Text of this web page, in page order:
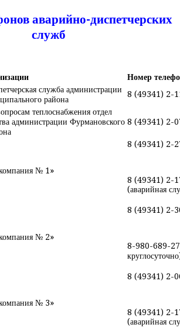
аварийно-диспетчерских
служб
Номер
служба администрации
района
8 (49341) 2-
теплоснабжения отдел
администрации Фурмановского 8 (49341) 2-
№ 1»
8 (49341) 2-
8 (49341) 2-
(аварийная
№ 2»
8 (49341) 2-
8-980-689-
№ 3»
8 (49341) 2-
8 (49341) 2-
(аварийная